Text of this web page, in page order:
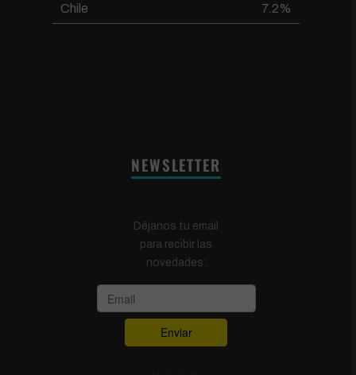
Chile 7.2%
NEWSLETTER
Déjanos tu email
para recibir las
novedades: